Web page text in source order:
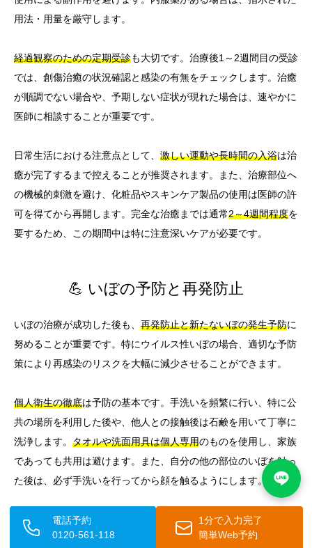
用法・用量を厳守します。
経過観察のための定期受診も大切です。治療後1～2週間目の受診
では、創傷治癒の状況確認と感染の有無をチェックします。治癒
が順調でない場合や、予期しない症状が現れた場合は、速やかに
医師に相談することが重要です。
日常生活における注意点として、 激しい運動や長時間の入浴は治
癒が完了するまで控えることが推奨されます。また、治療部位へ
の機械的刺激を避け、化粧品やスキンケア製品の使用は医師の許
可を得てから再開します。完全な治癒までは通常2～4週間程度を
要するため、この期間中は特に注意深いケアが必要です。
💪 いぼの予防と再発防止
いぼの治療が成功した後も、 再発防止と新たないぼの発生予防に
努めることが重要です。特にウイルス性いぼの場合、適切な予防
策により再感染のリスクを大幅に減少させることができます。
個人衛生の徹底は予防の基本です。手洗いを頻繁に行い、特に公
共の場所を利用した後や、他人との接触後は石鹸を用いて丁寧に
洗浄します。 タオルや洗面用具は個人専用のものを使用し、家族
であっても共用は避けます。また、自分の他の部位のいぼを触っ
た後は、必ず手洗いを行ってから顔を触るようにします。
皮膚の小さな傷からウイルスが侵入するため、髭剃りや洗顔時の
過度の摩擦を避けることが重要です。髭剃りでは清潔な器具を使
電話予約
0120-561-118
1分で入力完了
簡単Web予約